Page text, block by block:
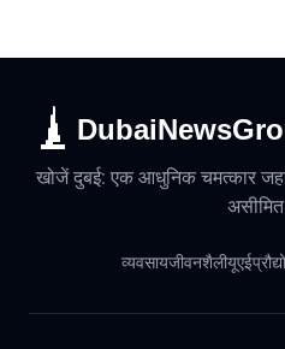
खोजें दुबई: एक आधुनिक चमत्कार
व्यवसायजीवनशैलीयूएई